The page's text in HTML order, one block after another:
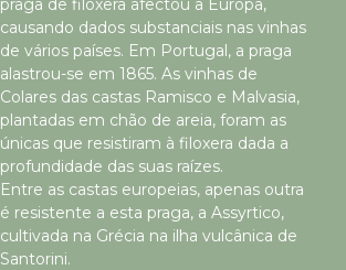
praga de filoxera afectou a Europa,
causando dados substanciais nas vinhas
de vários países. Em Portugal, a praga
alastrou-se em 1865. As vinhas de
Colares das castas Ramisco e Malvasia,
plantadas em chão de areia, foram as
únicas que resistiram à filoxera dada a
profundidade das suas raízes.
Entre as castas europeias, apenas outra
é resistente a esta praga, a Assyrtico,
cultivada na Grécia na ilha vulcânica de
Santorini.